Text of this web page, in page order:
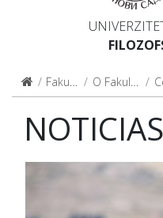
Fakultet O Fakultetu
NOTICIAS